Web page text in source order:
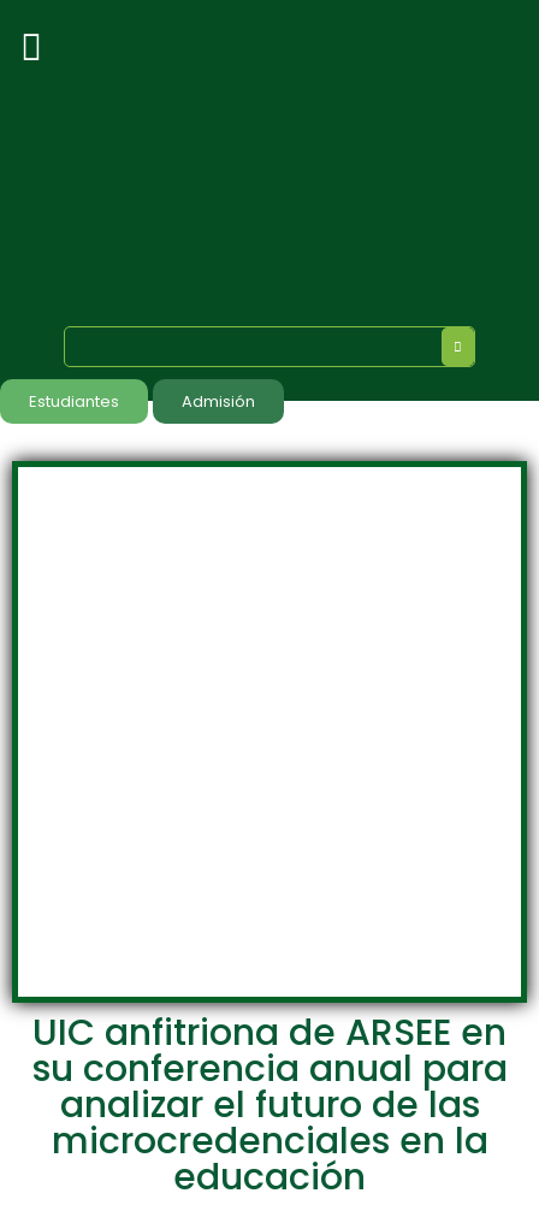
Estudiantes Admisión
UIC anfitriona de ARSEE en
su conferencia anual para
analizar el futuro de las
microcredenciales en la
educación